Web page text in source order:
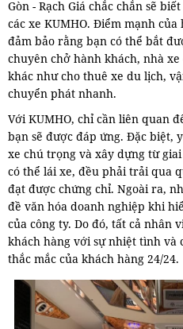
Gòn - Rạch Giá chắc chắn sẽ
các xe KUMHO. Điểm mạnh
đảm bảo rằng bạn có thể bắt
chuyên chở hành khách, nhà
khác như cho thuê xe du lịch,
chuyển phát nhanh.
Với KUMHO, chỉ cần liên quan
bạn sẽ được đáp ứng. Đặc biệt,
xe chú trọng và xây dựng từ
có thể lái xe, đều phải trải qua
đạt được chứng chỉ. Ngoài ra,
đề văn hóa doanh nghiệp khi
của công ty. Do đó, tất cả nhân
khách hàng với sự nhiệt tình và
thắc mắc của khách hàng 24/24.